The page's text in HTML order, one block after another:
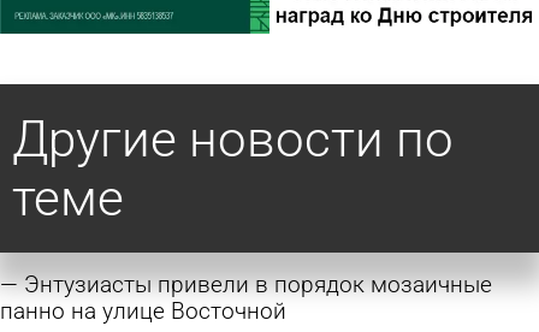
Другие новости по
теме
Энтузиасты привели в порядок мозаичные
панно на улице Восточной